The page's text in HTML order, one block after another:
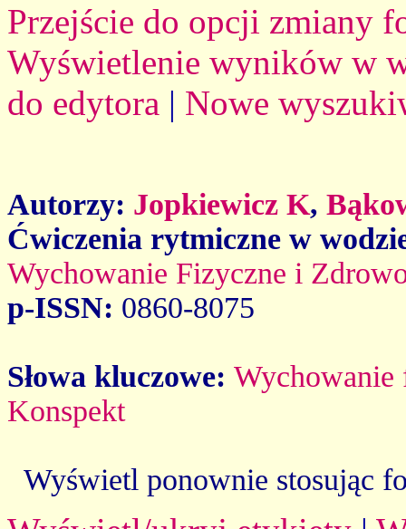
Przejście do opcji zmiany
Wyświetlenie wyników w
do edytora | Nowe
Autorzy: Jopkiewicz K,
Ćwiczenia rytmiczne w
Wychowanie Fizyczne i
p-ISSN: 0860-8075
Słowa kluczowe: Wychowanie
Konspekt
Wyświetl ponownie stosując